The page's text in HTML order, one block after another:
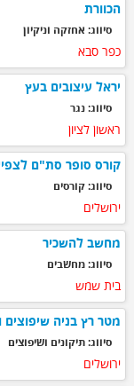
הכוורת
סיווג: אחזקה וניקיון
כפר סבא
יראל עיצובים בעץ
סיווג: נגר
ראשון לציון
קורס סופר סת"ם
סיווג: קורסים
ירושלים
מחשב להשכיר
סיווג: מחשבים
בית שמש
מטר רץ בניה שיפוצים
סיווג: תיקונים ושיפוצים
ירושלים